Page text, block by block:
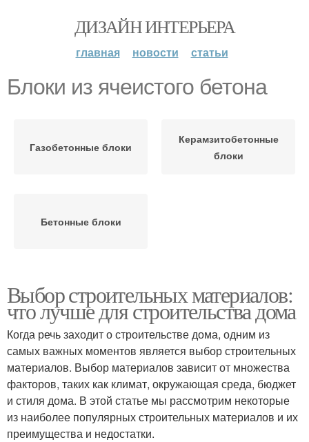
ДИЗАЙН ИНТЕРЬЕРА
главная новости статьи
Блоки из ячеистого бетона
Газобетонные блоки
Керамзитобетонные
блоки
Бетонные блоки
Выбор строительных материалов:
что лучше для строительства дома
Когда речь заходит о строительстве дома, одним из
самых важных моментов является выбор строительных
материалов. Выбор материалов зависит от множества
факторов, таких как климат, окружающая среда, бюджет
и стиля дома. В этой статье мы рассмотрим некоторые
из наиболее популярных строительных материалов и их
преимущества и недостатки.